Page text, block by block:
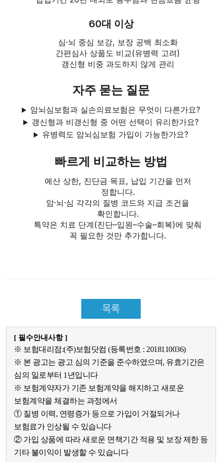
60대 이상
심·뇌 중심 보강, 보장 공백 최소화
간편심사 상품도 비교(유병력 고려)
갱신형 비중 과도하지 않게 관리
자주 묻는 질문
암뇌심보험과 실손의료보험은 무엇이 다른가요?
갱신형과 비갱신형 중 어떤 선택이 유리한가요?
유병력도 암뇌심보험 가입이 가능한가요?
빠르게 비교하는 방법
예산 상한, 진단금 목표, 납입 기간을 먼저
정합니다.
암·뇌·심 각각의 질병 코드와 지급 조건을
확인합니다.
특약은 치료 단계(진단–입원–수술–회복)에 맞춰
꼭 필요한 것만 추가합니다.
목록
[ 필수안내사항 ]
※ 보험대리점:(주)보험닷컴 (등록번호 : 2018110036)
※ 본 광고는 광고 심의 기준을 준수하였으며, 유효기간은
심의 일로부터 1년입니다
※ 보험계약자가 기존 보험계약을 해지하고 새로운
보험계약을 체결하는 과정에서
① 질병 이력, 연령증가 등으로 가입이 거절되거나
보험료가 인상될 수 있습니다
② 가입 상품에 따라 새로운 면책기간 적용 및 보장 제한 등
기타 불이익이 발생할 수 있습니다